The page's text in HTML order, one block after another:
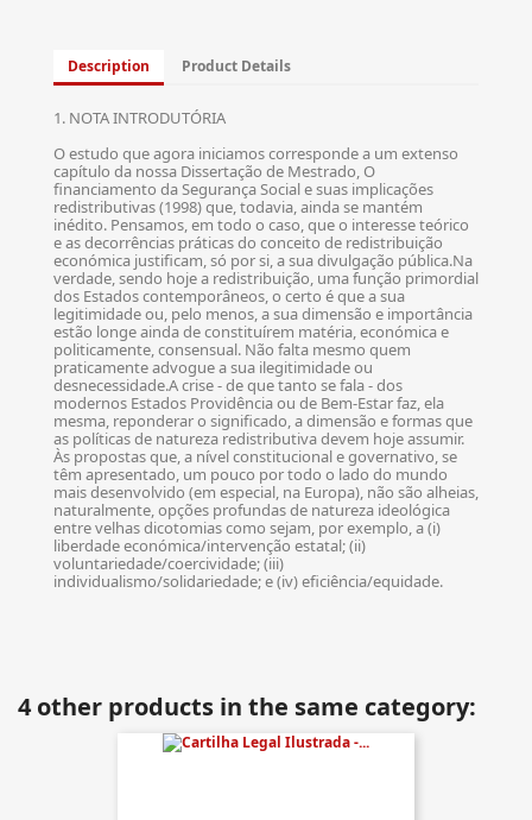
Description Product Details
1. NOTA INTRODUTÓRIA
O estudo que agora iniciamos corresponde a um extenso
capítulo da nossa Dissertação de Mestrado, O
financiamento da Segurança Social e suas implicações
redistributivas (1998) que, todavia, ainda se mantém
inédito. Pensamos, em todo o caso, que o interesse teórico
e as decorrências práticas do conceito de redistribuição
económica justificam, só por si, a sua divulgação pública.Na
verdade, sendo hoje a redistribuição, uma função primordial
dos Estados contemporâneos, o certo é que a sua
legitimidade ou, pelo menos, a sua dimensão e importância
estão longe ainda de constituírem matéria, económica e
politicamente, consensual. Não falta mesmo quem
praticamente advogue a sua ilegitimidade ou
desnecessidade.A crise - de que tanto se fala - dos
modernos Estados Providência ou de Bem-Estar faz, ela
mesma, reponderar o significado, a dimensão e formas que
as políticas de natureza redistributiva devem hoje assumir.
Às propostas que, a nível constitucional e governativo, se
têm apresentado, um pouco por todo o lado do mundo
mais desenvolvido (em especial, na Europa), não são alheias,
naturalmente, opções profundas de natureza ideológica
entre velhas dicotomias como sejam, por exemplo, a (i)
liberdade económica/intervenção estatal; (ii)
voluntariedade/coercividade; (iii)
individualismo/solidariedade; e (iv) eficiência/equidade.
4 other products in the same category: